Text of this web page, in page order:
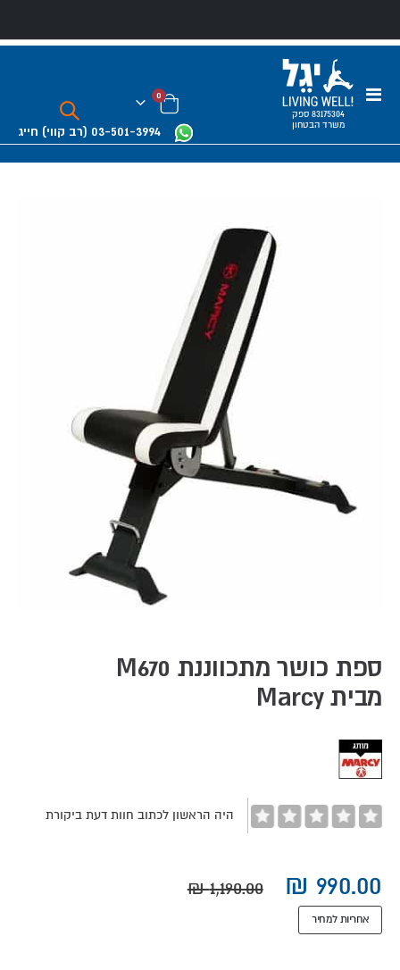
Toggle
83175304 ספק
משרד הבטחון
03-501-3994 (רב קווי) חייג
Cart
0
beginning
of
gallery
ספת כושר מתכווננת M670
מבית Marcy
היה הראשון לכתוב חוות דעת ביקורת
‏1,190.00 ₪
אחריות למחיר